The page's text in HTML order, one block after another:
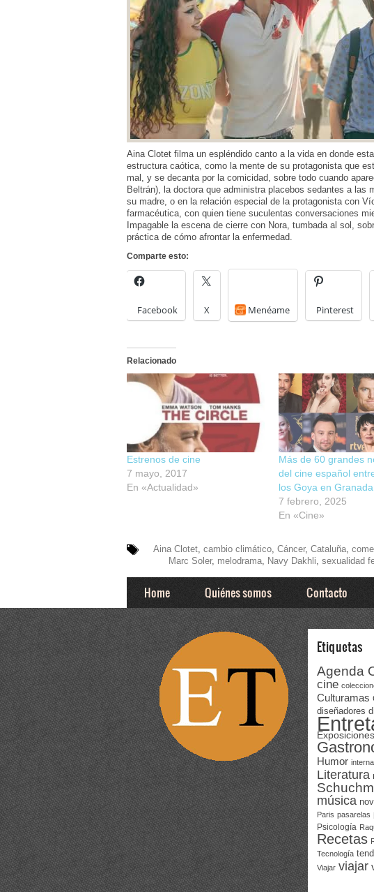
Aina Clotet filma un espléndido canto a la vida en donde
estructura caótica, como la mente de su protagonista que
mal, y se decanta por la comicidad, sobre todo cuando
Beltrán), la doctora que administra placebos sedantes a las
su madre, o en la relación especial de la protagonista con
farmacéutica, con quien tiene suculentas conversaciones
Impagable la escena de cierre con Nora, tumbada al sol,
práctica de cómo afrontar la enfermedad.
Comparte esto:
Facebook X Menéame Pinterest
Relacionado
Estrenos de cine
7 mayo, 2017
En «Actualidad»
Más de 60 grandes
del cine español
los Goya en Granada
7 febrero, 2025
En «Cine»
Aina Clotet cambio climático Cáncer, Cataluña
Marc Soler, melodrama Navy Dakhli sexualidad
Home Quiénes somos Contacto
Etiquetas
Agenda
cine
Culturamas
diseñadores
Exposiciones
Humor
Literatura
música
Paris pasarelas
Psicología
Recetas
Tecnología
Viajar viajar